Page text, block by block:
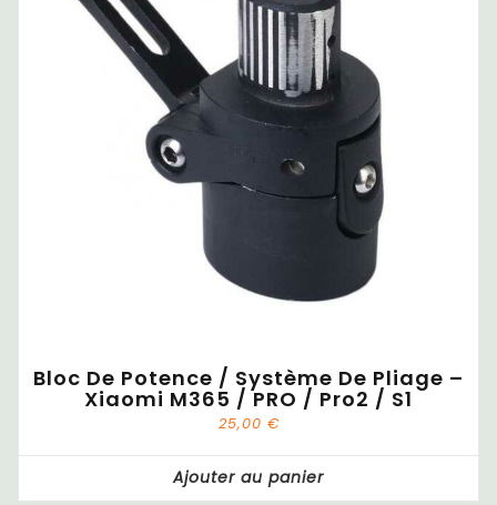
Bloc De Potence / Système De Pliage –
Xiaomi M365 / PRO / Pro2 / S1
25,00 €
Ajouter au panier